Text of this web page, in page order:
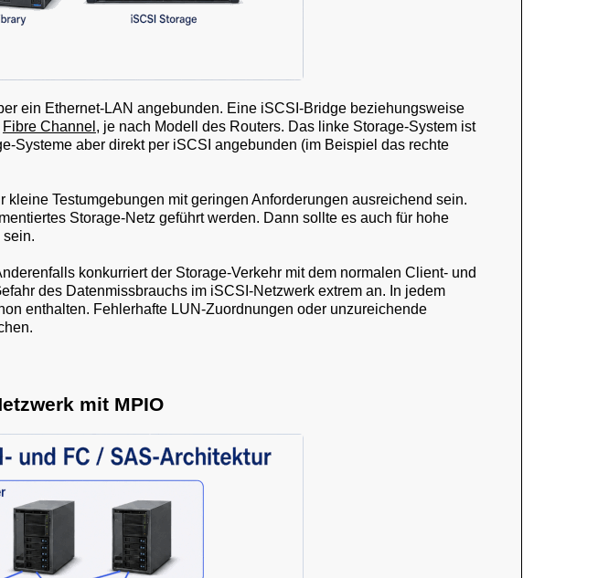
ein Ethernet-LAN angebunden. Eine iSCSI-Bridge beziehungsweise
Fibre Channel , je nach Modell des Routers. Das linke Storage-System ist
Systeme aber direkt per iSCSI angebunden (im Beispiel das rechte
Testumgebungen mit geringen Anforderungen ausreichend sein.
Storage-Netz geführt werden. Dann sollte es auch für hohe
sein.
konkurriert der Storage-Verkehr mit dem normalen Client- und
des Datenmissbrauchs im iSCSI-Netzwerk extrem an. In jedem
enthalten. Fehlerhafte LUN-Zuordnungen oder unzureichende
mit MPIO